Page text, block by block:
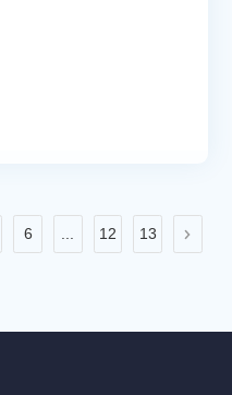
6 ... 12 13